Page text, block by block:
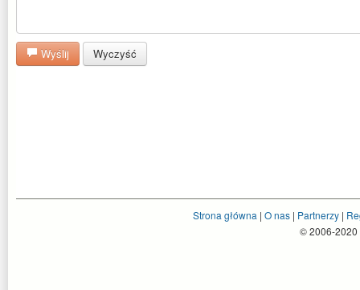
Wyślij Wyczyść
Strona główna | O nas| Partnerzy|
© 2006-2020